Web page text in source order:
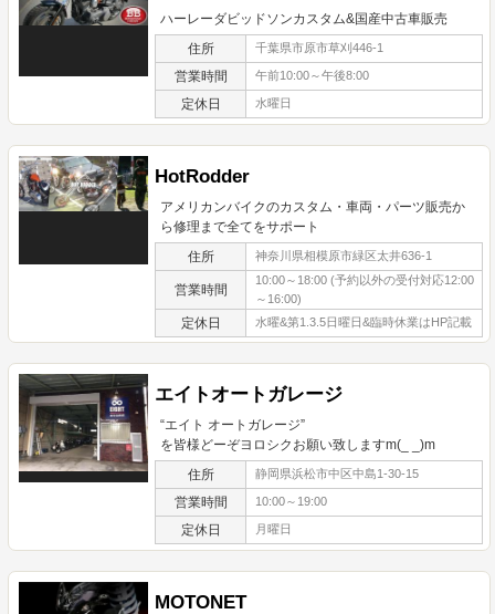
ハーレーダビッドソンカスタム&国産中古車販売
住所 千葉県市原市草刈446-1
営業時間 午前10:00～午後8:00
定休日 水曜日
HotRodder
アメリカンバイクのカスタム・車両・パーツ販売か
ら修理まで全てをサポート
住所 神奈川県相模原市緑区太井636-1
営業時間
10:00～18:00 (予約以外の受付対応12:00
～16:00)
定休日 水曜&第1.3.5日曜日&臨時休業はHP記載
エイトオートガレージ
“エイト オートガレージ”
を皆様どーぞヨロシクお願い致しますm(_ _)m
住所 静岡県浜松市中区中島1-30-15
営業時間 10:00～19:00
定休日 月曜日
MOTONET